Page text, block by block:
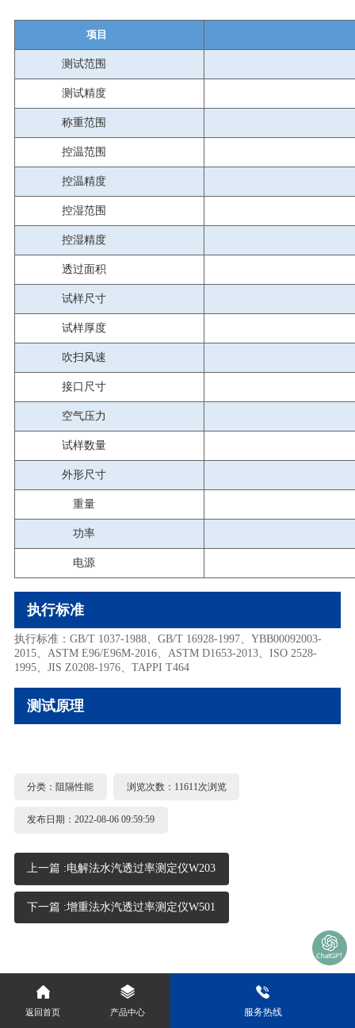
项目
测试范围
测试精度
称重范围
控温范围
控温精度
控湿范围
控湿精度
透过面积
试样尺寸
试样厚度
吹扫风速
接口尺寸
空气压力
试样数量
外形尺寸
重量
功率
电源
执行标准
执行标准：GB/T 1037-1988、GB/T 16928-1997、YBB00092003-
2015、ASTM E96/E96M-2016、ASTM D1653-2013、ISO 2528-
1995、JIS Z0208-1976、TAPPI T464
测试原理
分类：阻隔性能 浏览次数：11611次浏览
发布日期：2022-08-06 09:59:59
上一篇 :电解法水汽透过率测定仪W203
下一篇 :增重法水汽透过率测定仪W501
返回首页 产品中心 服务热线